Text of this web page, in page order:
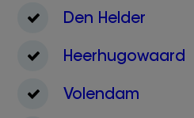
Den Helder
Heerhugowaard
Volendam